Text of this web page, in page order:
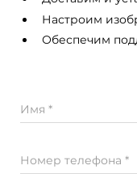
Настроим
Обеспечим
Имя *
Номер телефона *